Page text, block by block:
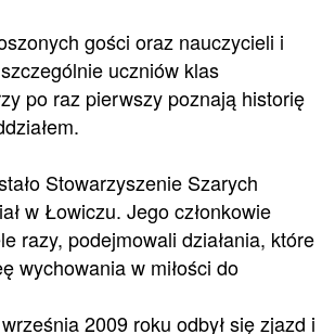
gości oraz nauczycieli i
uczniów klas
po raz pierwszy poznają historię
Stowarzyszenie Szarych
w Łowiczu. Jego członkowie
razy, podejmowali działania, które
wychowania w miłości do
2009 roku odbył się zjazd i